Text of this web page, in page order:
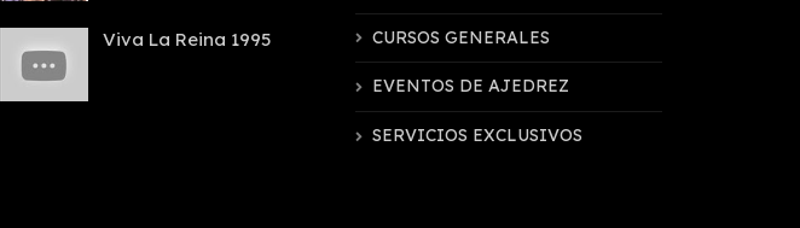
Viva La Reina 1995 CURSOS GENERALES
EVENTOS DE AJEDREZ
SERVICIOS EXCLUSIVOS